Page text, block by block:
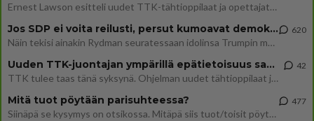
Ernest Lawson esitteli uudet TTK-tähtioppilaat ja opettajat torstaina 6.8. lehdistölle. Tulevalla kaudella on yksi hausk
Jos SDP ei voita reilusti, persut kumoavat demokratian Suomesta
Näin tekisi ainakin Rydman seuratessaan idolinsa Trumpin mallia https://www.is.fi/politiikka/art-2000012187244.html
620
Uuden TTK-juontajan ympärillä epätietoisuus sakenee - Nyt MTV hämmentää soppaa
TTK tulee taas tänä syksynä. Ohjelman uudet tähtioppilaat julkistetaan torstaina 6. elokuuta klo 14 alkavassa lehdistö
42
Mitä tuot pöytään parisuhteessa?
Siinäpä se kysymys on otsikossa. Mitäpä siis tuot/toisit pöytään parisuhteessa? Oletko mies vai nainen? Koetko sen mitä
477